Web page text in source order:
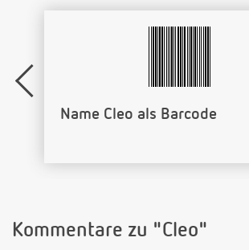
Name Cleo als Barcode
Kommentare zu "Cleo"